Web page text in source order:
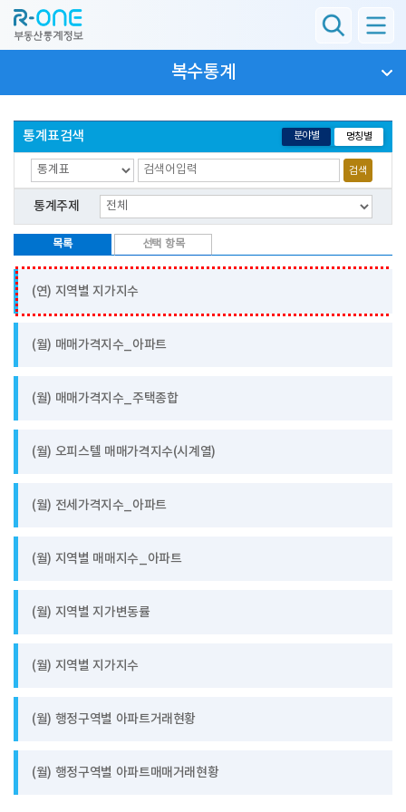
복수통계
통계표검색 분야별 명칭별
검색
통계주제
목록 선택 항목
(연) 지역별 지가지수
(월) 매매가격지수_아파트
(월) 매매가격지수_주택종합
(월) 오피스텔 매매가격지수(시계열)
(월) 전세가격지수_아파트
(월) 지역별 매매지수_아파트
(월) 지역별 지가변동률
(월) 지역별 지가지수
(월) 행정구역별 아파트거래현황
(월) 행정구역별 아파트매매거래현황